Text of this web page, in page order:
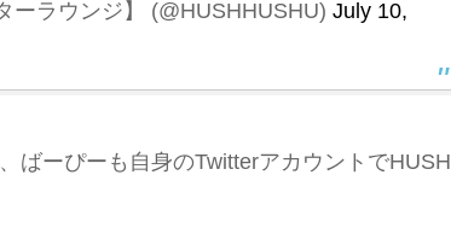
ラウンジ】 (@HUSHHUSHU) July 10,
ばーぴーも自身のTwitterアカウントでHUSH